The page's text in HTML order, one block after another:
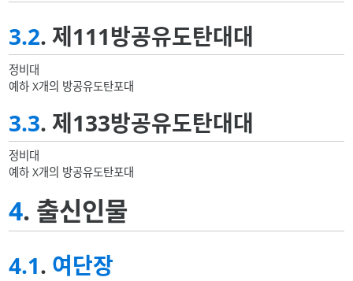
3.2. 제111방공유도탄대대
정비대
예하 X개의 방공유도탄포대
3.3. 제133방공유도탄대대
정비대
예하 X개의 방공유도탄포대
4. 출신인물
4.1. 여단장